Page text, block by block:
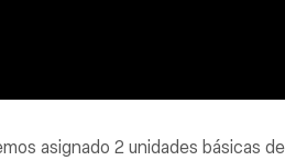
asignado 2 unidades básicas